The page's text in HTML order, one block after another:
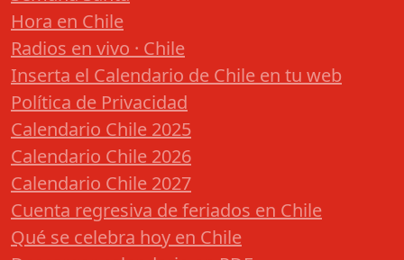
Hora en Chile
Radios en vivo · Chile
Inserta el Calendario de Chile en tu web
Política de Privacidad
Calendario Chile 2025
Calendario Chile 2026
Calendario Chile 2027
Cuenta regresiva de feriados en Chile
Qué se celebra hoy en Chile